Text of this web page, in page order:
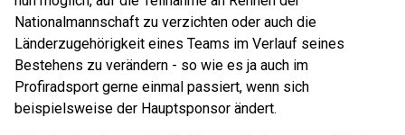
Nationalmannschaft zu verzichten oder auch die
Länderzugehörigkeit eines Teams im Verlauf seines
Bestehens zu verändern - so wie es ja auch im
Profiradsport gerne einmal passiert, wenn sich
beispielsweise der Hauptsponsor ändert.